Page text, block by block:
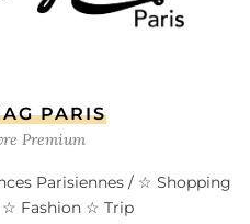
PARIS
Premium
Parisiennes / ☆ Shopping
Fashion ☆ Trip